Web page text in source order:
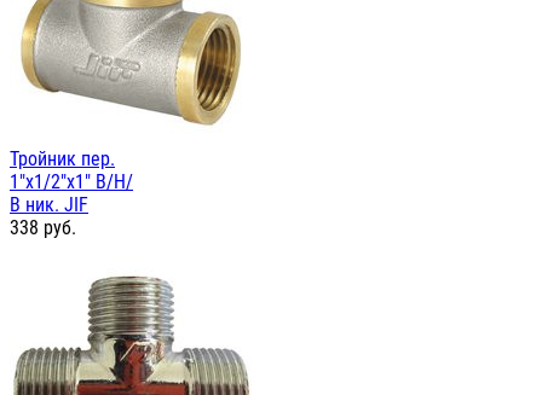
Тройник пер.
1"х1/2"х1" В/Н/
В ник. JIF
338 руб.